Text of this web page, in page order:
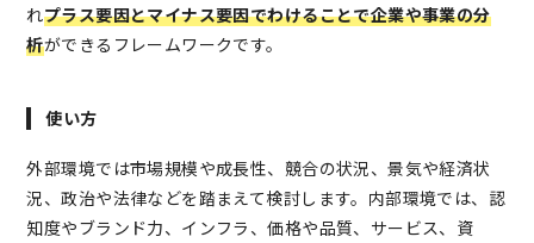
れプラス要因とマイナス要因でわけることで企業や事業の分
析ができるフレームワークです。
使い方
外部環境では市場規模や成長性、競合の状況、景気や経済状
況、政治や法律などを踏まえて検討します。内部環境では、認
知度やブランド力、インフラ、価格や品質、サービス、資